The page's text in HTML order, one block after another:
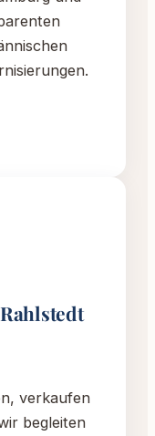
verkaufen
begleiten